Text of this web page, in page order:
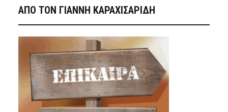
ΑΠΟ ΤΟΝ ΓΙΑΝΝΗ ΚΑΡΑΧΙΣΑΡΙΔΗ